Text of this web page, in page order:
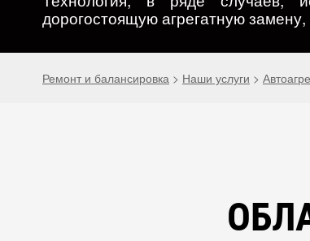
дорогостоящую агрегатную
Ремонт и балансировка > Наши услуги >